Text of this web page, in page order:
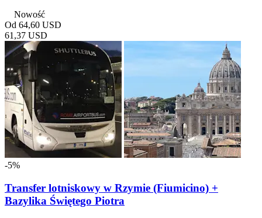
Nowość
Od 64,60 USD
61,37 USD
-5%
Transfer lotniskowy w Rzymie (Fiumicino) +
Bazylika Świętego Piotra